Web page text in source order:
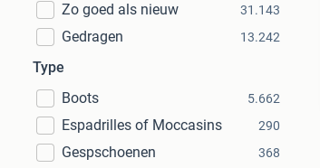
Zo goed als nieuw 31.143
Gedragen 13.242
Type
Boots
5.662
Espadrilles of Moccasins 290
Gespschoenen 368